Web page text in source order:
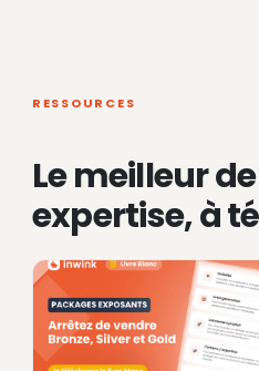
RESSOURCES
Le meilleur
expertise, à